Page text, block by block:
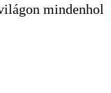
mindenhol